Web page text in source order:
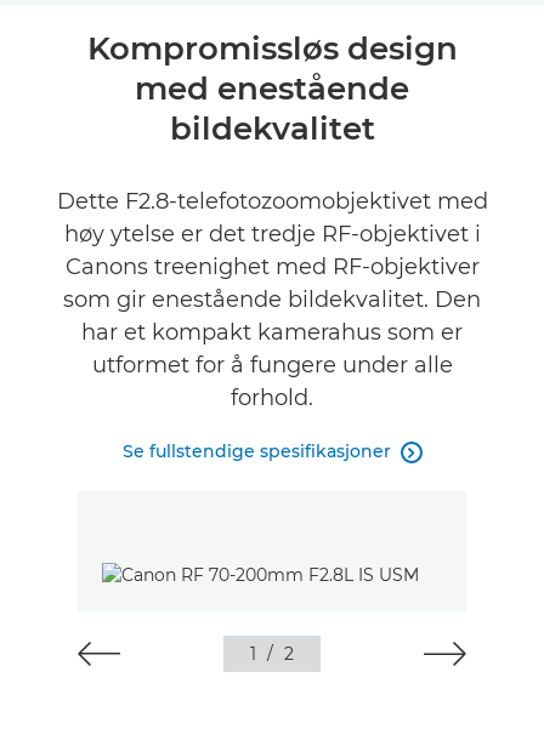
Spesifikasjoner
Vurderinger
Støtte
FINN EN FORHANDLER
Kompromissløs design
med enestående
bildekvalitet
Dette F2.8-telefotozoomobjektivet med
høy ytelse er det tredje RF-objektivet i
Canons treenighet med RF-objektiver
som gir enestående bildekvalitet. Den
har et kompakt kamerahus som er
utformet for å fungere under alle
forhold.
Se fullstendige spesifikasjoner 
1 / 2